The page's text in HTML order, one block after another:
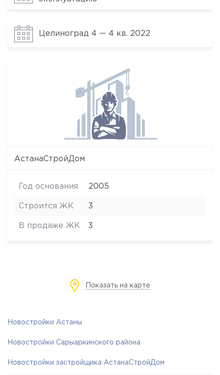
Целиноград 4 — 4 кв. 2022
АстанаСтройДом
Год основания 2005
Строится ЖК 3
В продаже ЖК 3
Показать на карте
Новостройки Астаны
Новостройки Сарыаркинского района
Новостройки застройщика АстанаСтройДом